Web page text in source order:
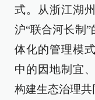
式。从浙江湖
沪“联合河长制
体化的管理模
中的因地制宜
构建生态治理共